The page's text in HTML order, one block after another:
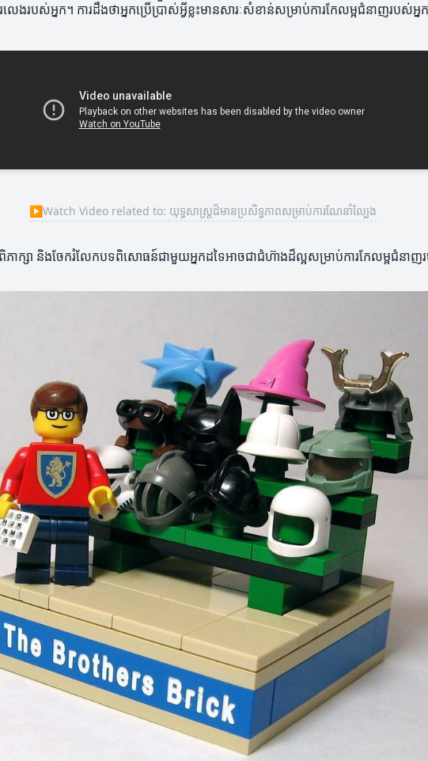
េងរបស់អ្នក។ ការដឹងថាអ្នកប្រើប្រាស់អ្វីខ្លះមានសារៈសំខាន់សម្រាប់ការកែលម្អជំនាញរបស់អ្ន
▶Watch Video related to: យុទ្ធសាស្ត្រដ៏មានប្រសិទ្ធភាពសម្រាប់ការណែនាំល្បែង
ភាក្សា និងចែករំលែកបទពិសោធន៍ជាមួយអ្នកដទៃអាចជាជំហ៊ាងដ៏ល្អសម្រាប់ការកែលម្អជំនាញ